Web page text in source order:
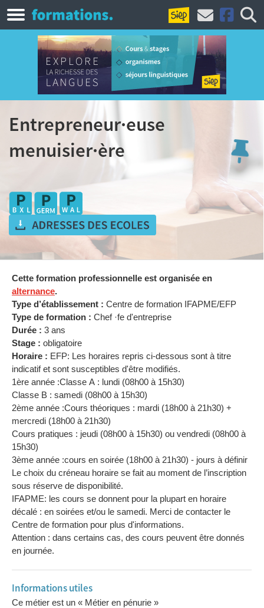
Entrepreneur·euse
menuisier·ère
Cette formation professionnelle est organisée en
alternance.
Type d’établissement : Centre de formation IFAPME/EFP
Type de formation : Chef ·fe d'entreprise
Durée : 3 ans
Stage : obligatoire
Horaire : EFP: Les horaires repris ci-dessous sont à titre
indicatif et sont susceptibles d'être modifiés.
1ère année :Classe A : lundi (08h00 à 15h30)
Classe B : samedi (08h00 à 15h30)
2ème année :Cours théoriques : mardi (18h00 à 21h30) +
mercredi (18h00 à 21h30)
Cours pratiques : jeudi (08h00 à 15h30) ou vendredi (08h00 à
15h30)
3ème année :cours en soirée (18h00 à 21h30) - jours à définir
Le choix du créneau horaire se fait au moment de l’inscription
sous réserve de disponibilité.
IFAPME: les cours se donnent pour la plupart en horaire
décalé : en soirées et/ou le samedi. Merci de contacter le
Centre de formation pour plus d'informations.
Attention : dans certains cas, des cours peuvent être donnés
en journée.
Informations utiles
Ce métier est un « Métier en pénurie »